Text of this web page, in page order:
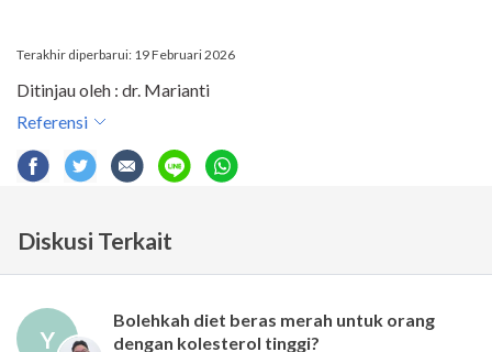
Terakhir diperbarui: 19 Februari 2026